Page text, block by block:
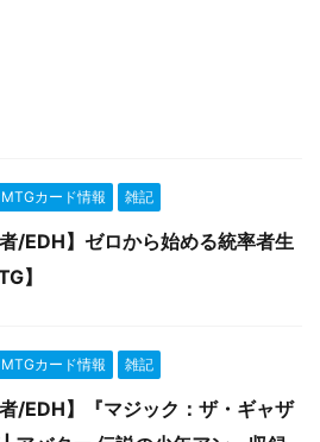
MTGカード情報 雑記
者/EDH】ゼロから始める統率者生
】
MTGカード情報 雑記
者/EDH】『マジック：ザ・ギャザ